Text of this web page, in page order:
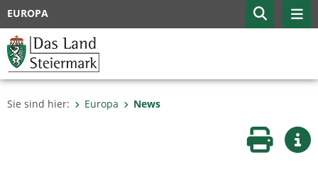
EUROPA
Sie sind hier: Europa News
Seite